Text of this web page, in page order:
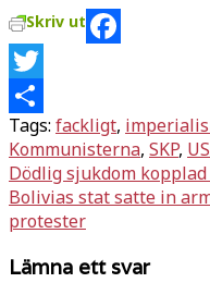
Skriv ut
Facebook
Twitter
Dela
Tags: fackligt,
Kommunisterna, SKP,
Dödlig sjukdom
Bolivias stat satte in
protester
Lämna ett svar